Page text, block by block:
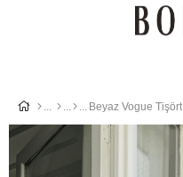
Beyaz Vogue Tişört